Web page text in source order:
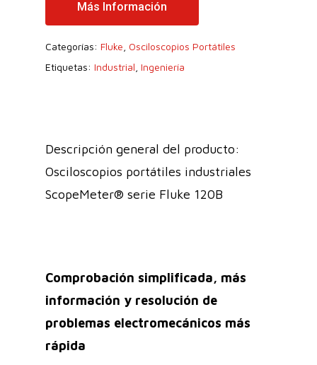
Más Información
Categorías: Fluke Osciloscopios Portátiles
Etiquetas: Industrial Ingeniería
Descripción general del producto:
Osciloscopios portátiles industriales
ScopeMeter® serie Fluke 120B
Comprobación simplificada, más
información y resolución de
problemas electromecánicos más
rápida